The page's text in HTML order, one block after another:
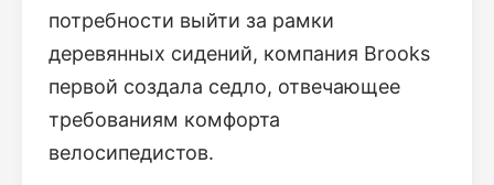
потребности выйти за рамки
деревянных сидений, компания Brooks
первой создала седло, отвечающее
требованиям комфорта
велосипедистов.